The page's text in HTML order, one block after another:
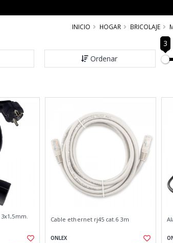
INICIO HOGAR BRICOLAJE
Ordenar
3
Cable ethernet rj45 cat.6 3m
ONLEX